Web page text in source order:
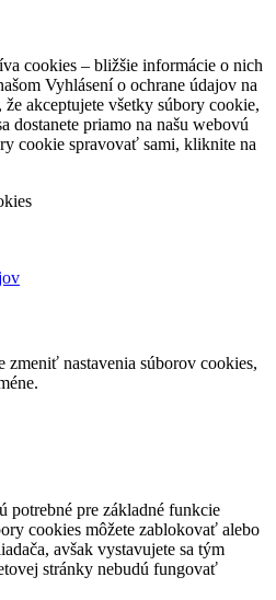
cookies – bližšie informácie o nich
Vyhlásení o ochrane údajov na
akceptujete všetky súbory cookie,
dostanete priamo na našu webovú
cookie spravovať sami, kliknite na
zmeniť nastavenia súborov cookies,
potrebné pre základné funkcie
cookies môžete zablokovať alebo
avšak vystavujete sa tým
stránky nebudú fungovať